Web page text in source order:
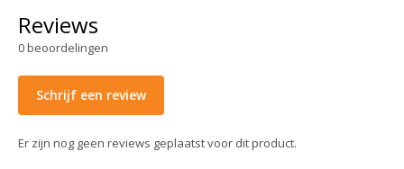
Reviews
0beoordelingen
Schrijf een review
Er zijn nog geen reviews geplaatst voor dit product.